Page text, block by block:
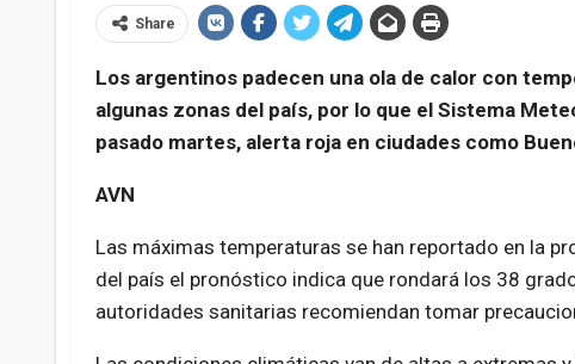
Share
Los argentinos padecen una ola de calor con
algunas zonas del país, por lo que el Sistema
pasado martes, alerta roja en ciudades como
AVN
Las máximas temperaturas se han reportado en la
del país el pronóstico indica que rondará los 38
autoridades sanitarias recomiendan tomar